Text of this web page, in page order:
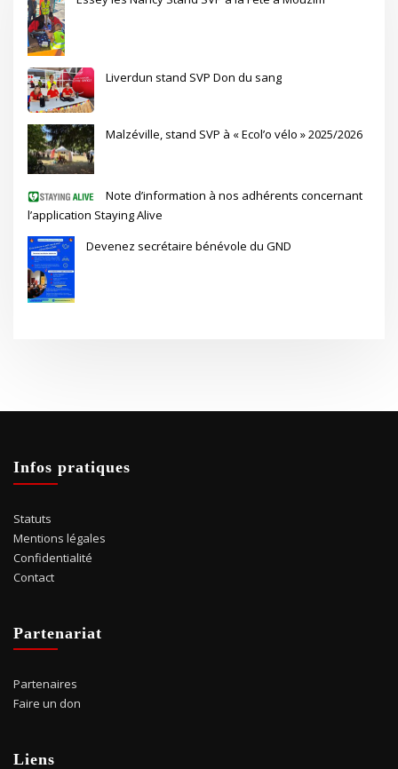
Liverdun stand SVP Don du sang
Malzéville, stand SVP à « Ecol’o vélo » 2025/2026
Note d’information à nos adhérents concernant
l’application Staying Alive
Devenez secrétaire bénévole du GND
Infos pratiques
Statuts
Mentions légales
Confidentialité
Contact
Partenariat
Partenaires
Faire un don
Liens